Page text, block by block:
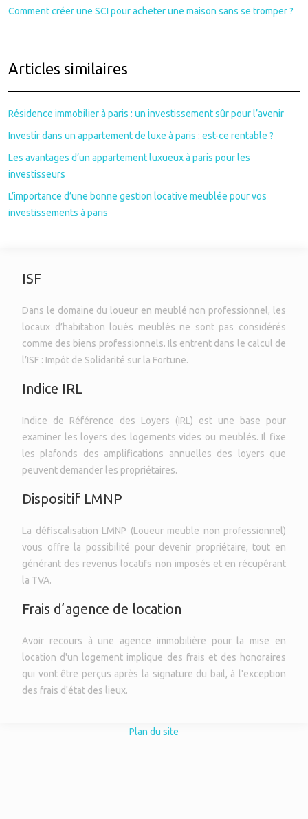
Comment créer une SCI pour acheter une maison sans se tromper ?
Articles similaires
Résidence immobilier à paris : un investissement sûr pour l’avenir
Investir dans un appartement de luxe à paris : est-ce rentable ?
Les avantages d’un appartement luxueux à paris pour les
investisseurs
L’importance d’une bonne gestion locative meublée pour vos
investissements à paris
ISF
Dans le domaine du loueur en meublé non professionnel, les
locaux d’habitation loués meublés ne sont pas considérés
comme des biens professionnels. Ils entrent dans le calcul de
l’ISF : Impôt de Solidarité sur la Fortune.
Indice IRL
Indice de Référence des Loyers (IRL) est une base pour
examiner les loyers des logements vides ou meublés. Il fixe
les plafonds des amplifications annuelles des loyers que
peuvent demander les propriétaires.
Dispositif LMNP
La défiscalisation LMNP (Loueur meuble non professionnel)
vous offre la possibilité pour devenir propriétaire, tout en
générant des revenus locatifs non imposés et en récupérant
la TVA.
Frais d’agence de location
Avoir recours à une agence immobilière pour la mise en
location d'un logement implique des frais et des honoraires
qui vont être perçus après la signature du bail, à l'exception
des frais d'état des lieux.
Plan du site